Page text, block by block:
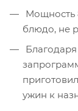
Мощность
блюдо, не
ужин к